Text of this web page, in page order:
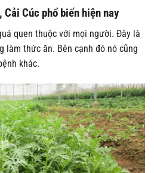
Cải Cúc phổ biến hiện nay
quen thuộc với mọi người. Đây là
làm thức ăn. Bên cạnh đó nó cũng
khác.